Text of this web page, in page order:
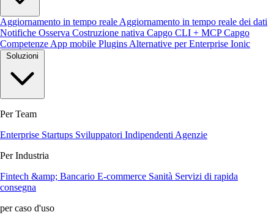
Aggiornamento in tempo reale Aggiornamento in tempo reale dei dati
Notifiche Osserva Costruzione nativa Capgo CLI + MCPCapgo
Competenze App mobile Plugins Alternative per Enterprise Ionic
Soluzioni
Per Team
Enterprise Startups Sviluppatori Indipendenti Agenzie
Per Industria
Fintech &amp; Bancario E-commerce Sanità Servizi di rapida
consegna
per caso d'uso